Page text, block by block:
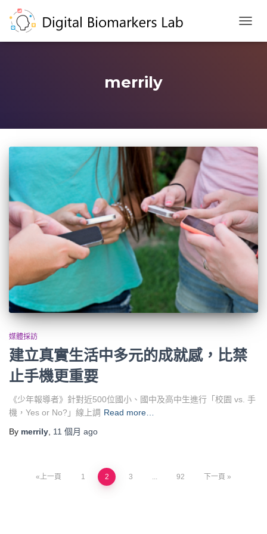
merrily
媒體採訪
建立真實生活中多元的成就感，比禁
止手機更重要
《少年報導者》針對近500位國小、國中及高中生進行「校園 vs. 手
機，Yes or No?」線上調 Read more…
By merrily 11 個月 ago
上一頁 1 2 3 92 下一頁